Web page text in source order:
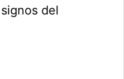
del